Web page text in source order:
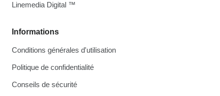
Informations
Conditions générales d'utilisation
Politique de confidentialité
Conseils de sécurité
Linemedia Digital ™